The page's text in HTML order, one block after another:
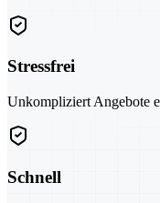
Stressfrei
Unkompliziert Angebote
Schnell